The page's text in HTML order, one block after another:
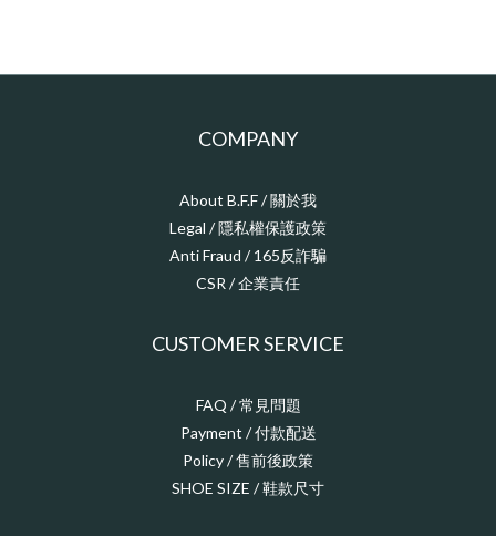
COMPANY
About B.F.F / 關於我
Legal / 隱私權保護政策
Anti Fraud / 165反詐騙
CSR / 企業責任
CUSTOMER SERVICE
FAQ / 常見問題
Payment / 付款配送
Policy / 售前後政策
SHOE SIZE / 鞋款尺寸